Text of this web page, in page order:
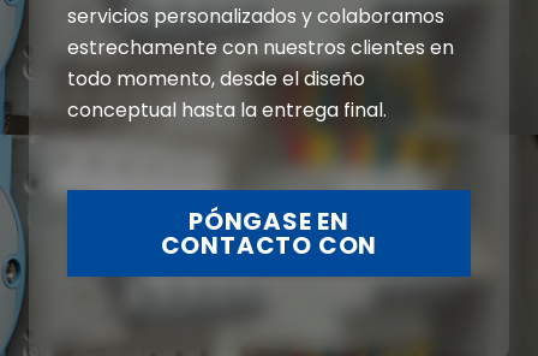
servicios personalizados y colaboramos
estrechamente con nuestros clientes en
todo momento, desde el diseño
conceptual hasta la entrega final.
PÓNGASE EN
CONTACTO CON